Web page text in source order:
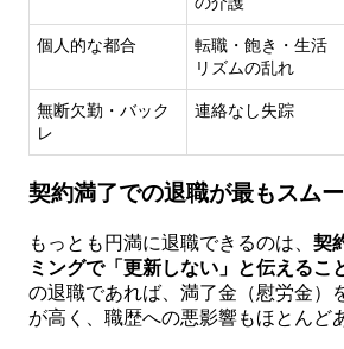
個人的な都合
転職・飽き・生活
リズムの乱れ
無断欠勤・バック
レ
連絡なし失踪
契約満了での退職が最もスム
もっとも円満に退職できるのは、 契
ミングで「更新しない」と伝えるこ
の退職であれば、満了金（慰労金）
が高く、職歴への悪影響もほとんど